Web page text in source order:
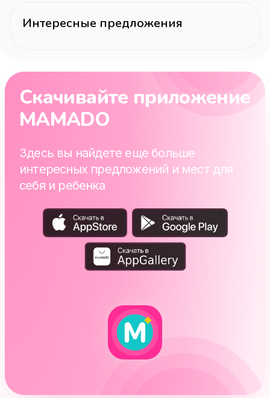
Интересные предложения
Скачивайте приложение
MAMADO
Здесь вы найдете еще больше
интересных предложений и мест для
себя и ребенка